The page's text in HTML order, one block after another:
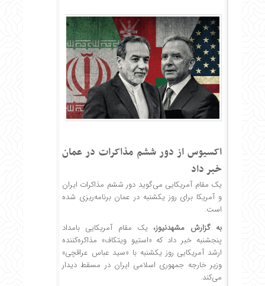
اکسیوس از دور ششم مذاکرات در عمان
خبر داد
یک مقام آمریکایی می‌گوید دور ششم مذاکرات ایران
و آمریکا برای روز یکشنبه در عمان برنامه‌ریزی شده
است.
به گزارش مشهدنیوز، یک مقام آمریکایی بامداد
پنجشنبه خبر داد که «استیو ویتکاف» مذاکره‌کننده
ارشد آمریکایی روز یکشنبه با «سید عباس عراقچی»
وزیر خارجه جمهوری اسلامی ایران در مسقط دیدار
می‌کند.